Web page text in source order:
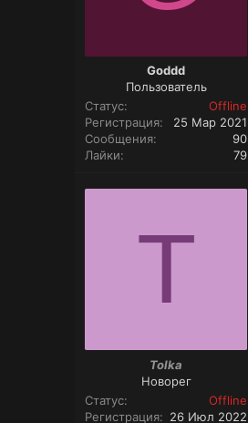
Goddd
Пользователь
Статус
Offline
Регистрация
25 Мар 2021
Сообщения
90
Лайки
79
T
Tolka
Новорег
Статус
Offline
Регистрация
26 Июл 2022